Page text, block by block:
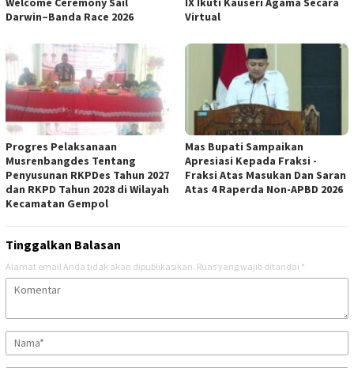
Darwin–Banda Race 2026
Virtual
Progres Pelaksanaan
Musrenbangdes Tentang
Penyusunan RKPDes Tahun 2027
dan RKPD Tahun 2028 di Wilayah
Kecamatan Gempol
Mas Bupati Sampaikan
Apresiasi Kepada Fraksi -
Fraksi Atas Masukan Dan Saran
Atas 4 Raperda Non-APBD 2026
Tinggalkan Balasan
Alamat email Anda tidak akan dipublikasikan. Ruas yang wajib ditandai *